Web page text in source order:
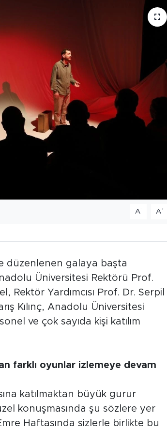
A- A+
düzenlenen galaya başta
Üniversitesi Rektörü Prof.
Rektör Yardımcısı Prof. Dr. Serpil
Kılınç, Anadolu Üniversitesi
ve çok sayıda kişi katılım
farklı oyunlar izlemeye devam
katılmaktan büyük gurur
konuşmasında şu sözlere yer
Haftasında sizlerle birlikte bu